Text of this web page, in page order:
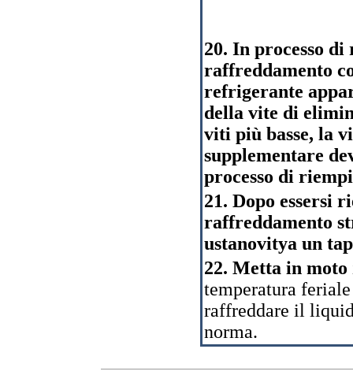
20. In processo
raffreddamento
refrigerante
della vite di
viti più basse, la
supplementare
processo di
21. Dopo essersi
raffreddamento
ustanovitya un
22. Metta in moto
temperatura
raffreddare il
norma.